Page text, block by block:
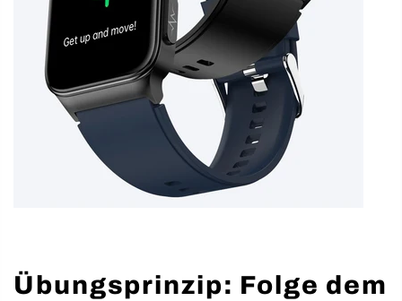
Übungsprinzip: Folge dem